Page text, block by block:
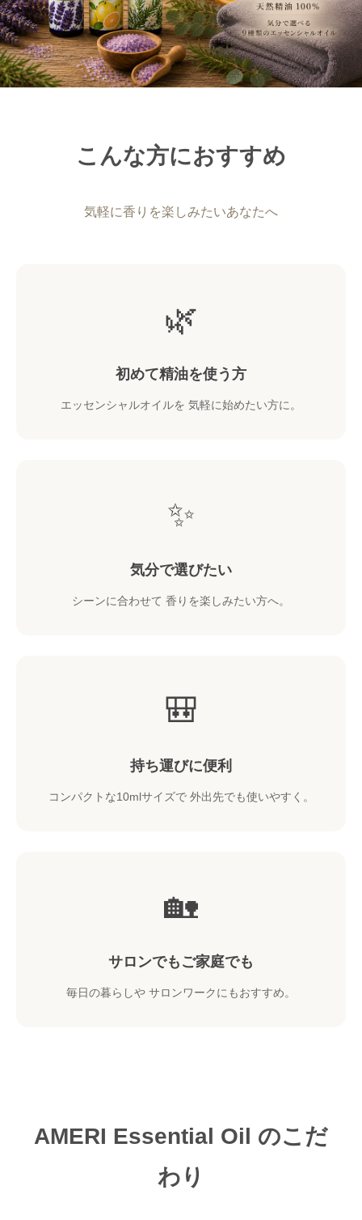
こんな方におすすめ
気軽に香りを楽しみたいあなたへ
🌿
初めて精油を使う方
エッセンシャルオイルを 気軽に始めたい方に。
✨
気分で選びたい
シーンに合わせて 香りを楽しみたい方へ。
🎒
持ち運びに便利
コンパクトな10mlサイズで 外出先でも使いやすく。
🏡
サロンでもご家庭でも
毎日の暮らしや サロンワークにもおすすめ。
AMERI Essential Oil のこだ
わり